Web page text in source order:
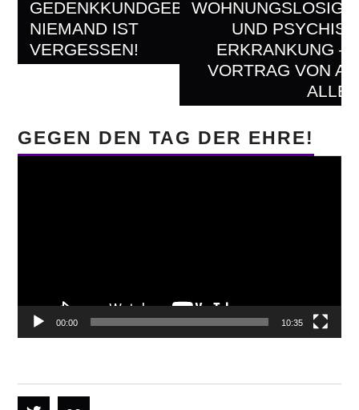
navigation
GEDENKKUNDGEBUNG:
NIEMAND IST
VERGESSEN!
UND
ERKRANKUNG –
VORTRAG VON
GEGEN DEN TAG DER EHRE!
00:00 10:35